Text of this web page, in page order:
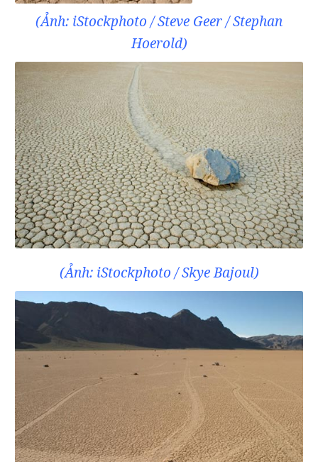
(Ảnh: iStockphoto / Steve Geer / Stephan
Hoerold)
(Ảnh: iStockphoto / Skye Bajoul)